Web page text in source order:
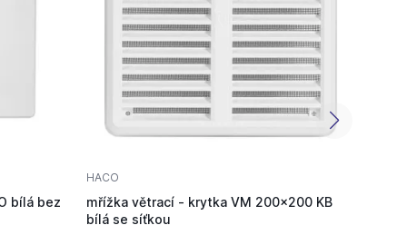
bílá bez
HACO
mřížka větrací - krytka VM 200x200 KB
bílá se síťkou